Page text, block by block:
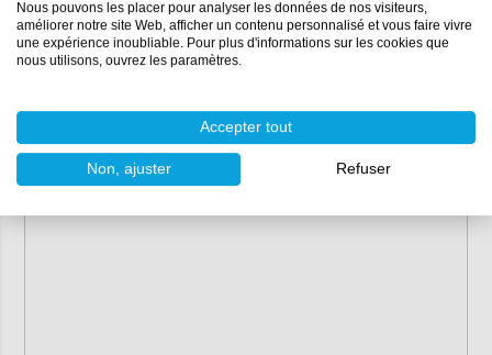
Nous pouvons les placer pour analyser les données de nos visiteurs,
améliorer notre site Web, afficher un contenu personnalisé et vous faire vivre
une expérience inoubliable. Pour plus d'informations sur les cookies que
nous utilisons, ouvrez les paramètres.
Accepter tout
Non, ajuster Refuser